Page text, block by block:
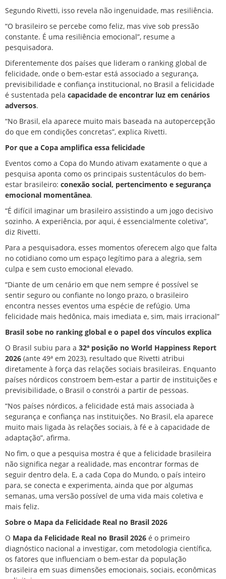
Segundo Rivetti, isso revela não ingenuidade, mas resiliência.
“O brasileiro se percebe como feliz, mas vive sob pressão
constante. É uma resiliência emocional”, resume a
pesquisadora.
Diferentemente dos países que lideram o ranking global de
felicidade, onde o bem-estar está associado a segurança,
previsibilidade e confiança institucional, no Brasil a felicidade
é sustentada pela capacidade de encontrar luz em cenários
adversos.
“No Brasil, ela aparece muito mais baseada na autopercepção
do que em condições concretas”, explica Rivetti.
Por que a Copa amplifica essa felicidade
Eventos como a Copa do Mundo ativam exatamente o que a
pesquisa aponta como os principais sustentáculos do bem-
estar brasileiro: conexão social, pertencimento e segurança
emocional momentânea.
“É difícil imaginar um brasileiro assistindo a um jogo decisivo
sozinho. A experiência, por aqui, é essencialmente coletiva”,
diz Rivetti.
Para a pesquisadora, esses momentos oferecem algo que falta
no cotidiano como um espaço legítimo para a alegria, sem
culpa e sem custo emocional elevado.
“Diante de um cenário em que nem sempre é possível se
sentir seguro ou confiante no longo prazo, o brasileiro
encontra nesses eventos uma espécie de refúgio. Uma
felicidade mais hedônica, mais imediata e, sim, mais irracional”
Brasil sobe no ranking global e o papel dos vínculos explica
O Brasil subiu para a 32ª posição no World Happiness Report
2026 (ante 49ª em 2023), resultado que Rivetti atribui
diretamente à força das relações sociais brasileiras. Enquanto
países nórdicos constroem bem-estar a partir de instituições e
previsibilidade, o Brasil o constrói a partir de pessoas.
“Nos países nórdicos, a felicidade está mais associada à
segurança e confiança nas instituições. No Brasil, ela aparece
muito mais ligada às relações sociais, à fé e à capacidade de
adaptação”, afirma.
No fim, o que a pesquisa mostra é que a felicidade brasileira
não significa negar a realidade, mas encontrar formas de
seguir dentro dela. E, a cada Copa do Mundo, o país inteiro
para, se conecta e experimenta, ainda que por algumas
semanas, uma versão possível de uma vida mais coletiva e
mais feliz.
Sobre o Mapa da Felicidade Real no Brasil 2026
O Mapa da Felicidade Real no Brasil 2026 é o primeiro
diagnóstico nacional a investigar, com metodologia científica,
os fatores que influenciam o bem-estar da população
brasileira em suas dimensões emocionais, sociais, econômicas